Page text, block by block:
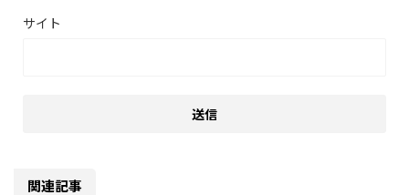
サイト
関連記事